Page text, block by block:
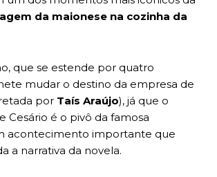
da maionese na cozinha da
que se estende por quatro
mudar o destino da empresa de
por Taís Araújo), já que o
Cesário é o pivô da famosa
acontecimento importante que
a narrativa da novela.